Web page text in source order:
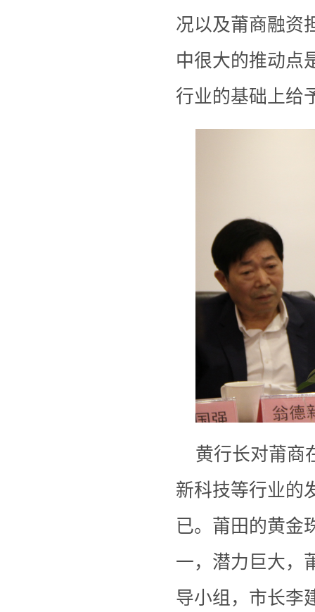
况以及莆商融资
中很大的推动点
行业的基础上给
黄行长对莆商
新科技等行业的
已。莆田的黄金
一，潜力巨大，
导小组，市长李